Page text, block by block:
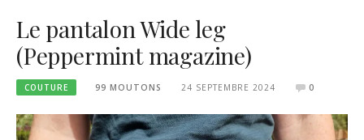
Le pantalon Wide leg
(Peppermint magazine)
COUTURE 99 MOUTONS 24 SEPTEMBRE 2024 0